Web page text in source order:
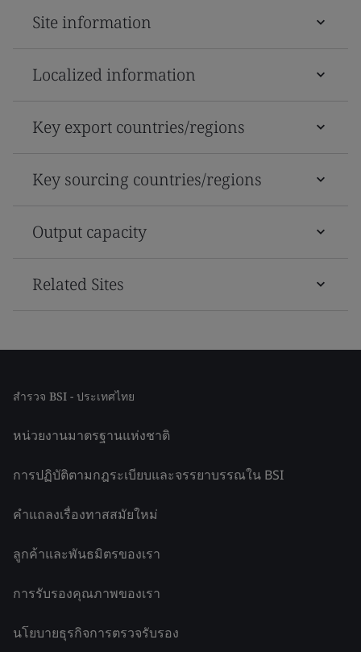
Site information
Localized information
Key export countries/regions
Key sourcing countries/regions
Output capacity
Related Sites
สำรวจ BSI - ประเทศไทย
หน่วยงานมาตรฐานแห่งชาติ
การปฏิบัติตามกฎระเบียบและจรรยาบรรณใน BSI
คำแถลงเรื่องทาสสมัยใหม่
ลูกค้าและพันธมิตรของเรา
การรับรองคุณภาพของเรา
นโยบายธุรกิจการตรวจรับรอง